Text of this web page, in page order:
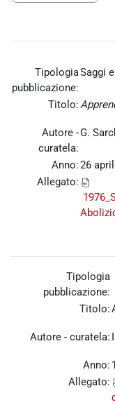
Tipologia
pubblicazione:
Saggi
Titolo:
Autore -
curatela:
G.
Anno:26
Allegato:
Tipologia
pubblicazione:
Titolo:
Autore - curatela:
Anno:
Allegato: